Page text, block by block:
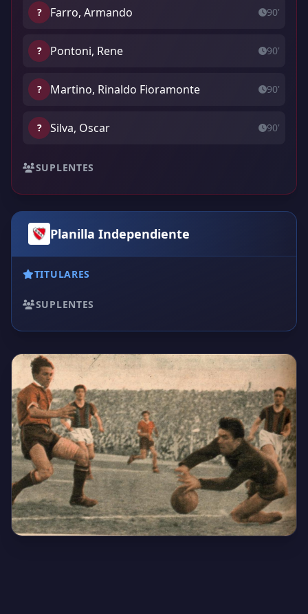
? Farro, Armando 90'
? Pontoni, Rene 90'
? Martino, Rinaldo Fioramonte 90'
? Silva, Oscar 90'
SUPLENTES
Planilla Independiente
TITULARES
SUPLENTES